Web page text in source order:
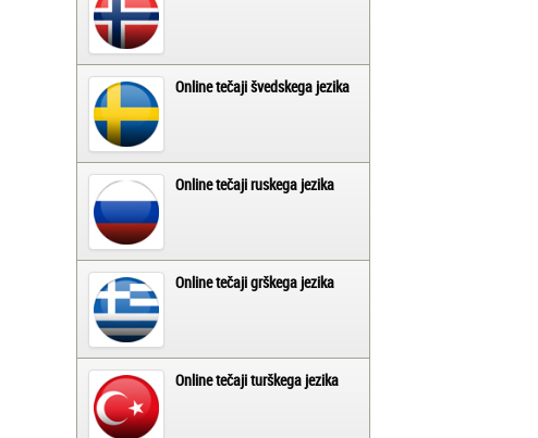
Online tečaji švedskega jezika
Online tečaji ruskega jezika
Online tečaji grškega jezika
Online tečaji turškega jezika